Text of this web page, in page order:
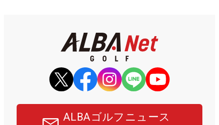
ALBAゴルフニュース